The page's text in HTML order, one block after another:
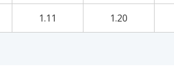
1.11 1.20